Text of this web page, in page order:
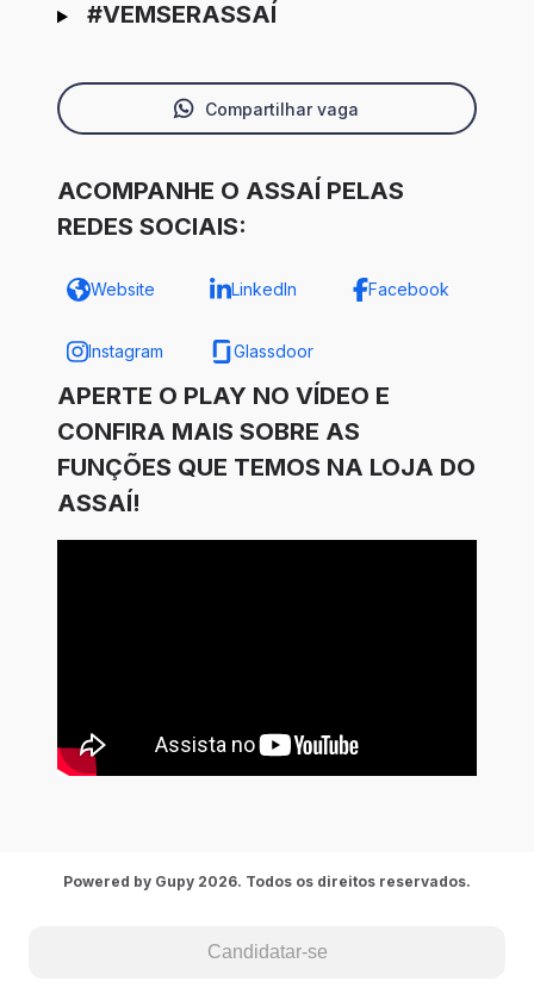
#VEMSERASSAÍ
Compartilhar vaga
ACOMPANHE O ASSAÍ PELAS
REDES SOCIAIS:
Website LinkedIn Facebook
Instagram Glassdoor
APERTE O PLAY NO VÍDEO E
CONFIRA MAIS SOBRE AS
FUNÇÕES QUE TEMOS NA LOJA DO
ASSAÍ!
Candidatar-se
Powered by Gupy 2026. Todos os direitos reservados.